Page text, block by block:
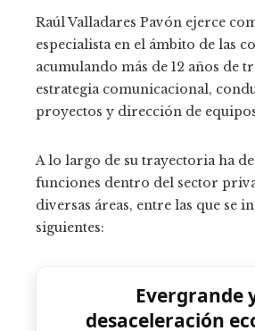
Raúl Valladares Pavón ejerce
especialista en el ámbito de las
acumulando más de 12 años de
estrategia comunicacional,
proyectos y dirección de
A lo largo de su trayectoria ha
funciones dentro del sector
diversas áreas, entre las que se
siguientes:
Evergrande
desaceleración